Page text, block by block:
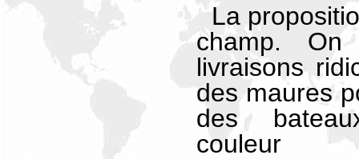
La
champ. On
livraisons
des maures
des